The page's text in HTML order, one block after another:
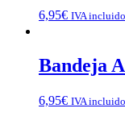
6,95€ IVA incluido
Bandeja
6,95€ IVA incluido